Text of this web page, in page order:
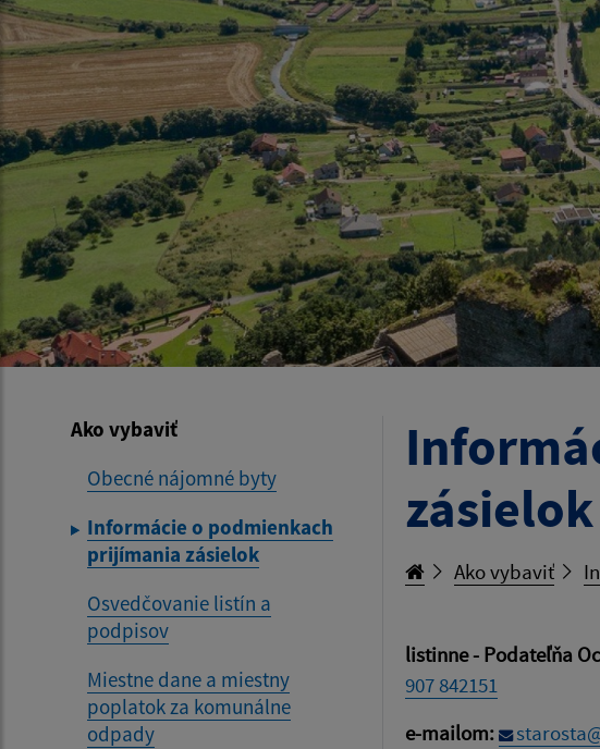
Ako vybaviť
Obecné nájomné byty
Informácie o podmienkach
prijímania zásielok
Osvedčovanie listín a
podpisov
Miestne dane a miestny
poplatok za komunálne
odpady
zásielok
Ako vybaviť
listinne - Podateľňa
907 842151
e-mailom: